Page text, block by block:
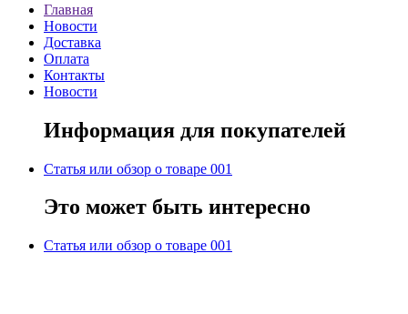
Главная
Новости
Доставка
Оплата
Контакты
Новости
Информация для покупателей
Статья или обзор о товаре 001
Это может быть интересно
Статья или обзор о товаре 001